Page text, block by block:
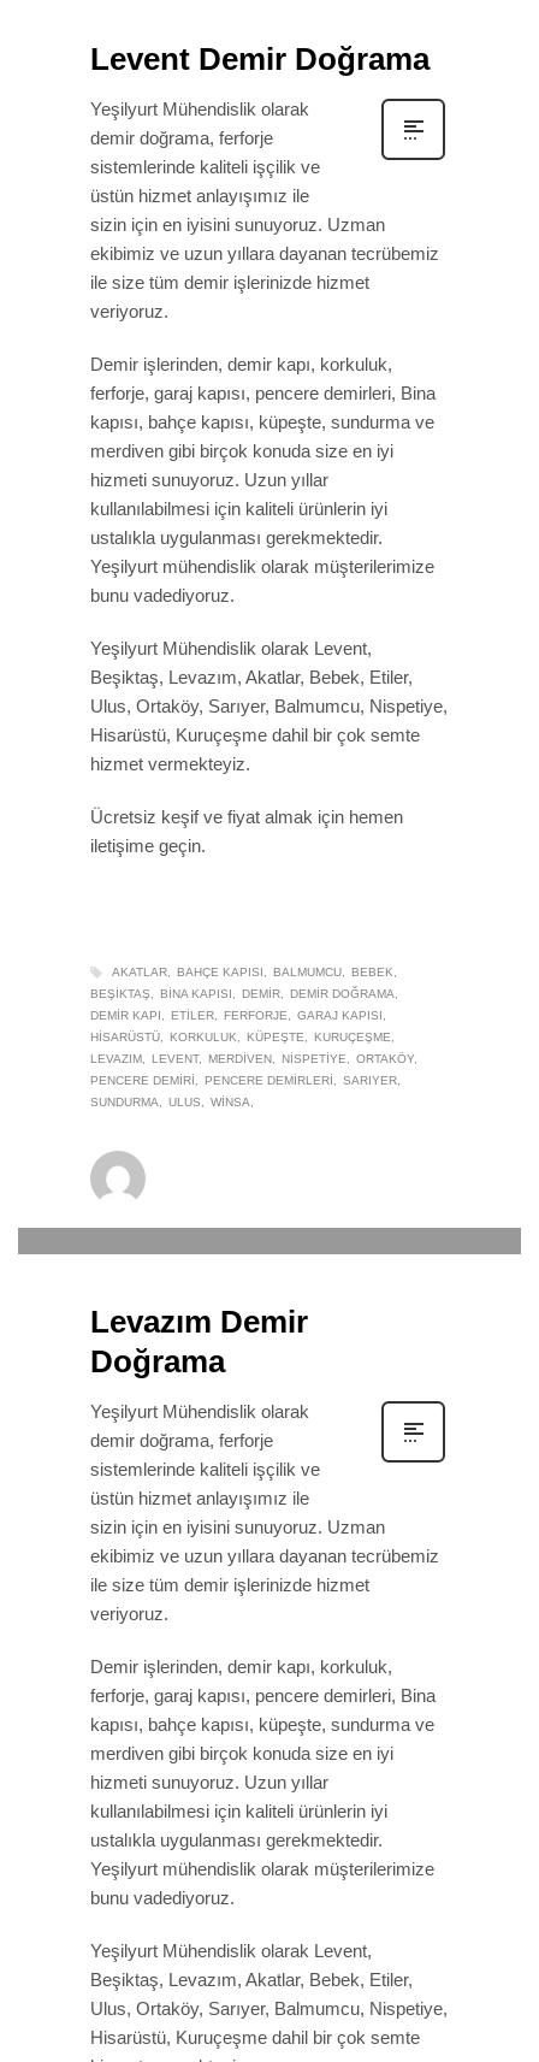
Levent Demir Doğrama
Yeşilyurt Mühendislik olarak
demir doğrama, ferforje
sistemlerinde kaliteli işçilik ve
üstün hizmet anlayışımız ile
sizin için en iyisini sunuyoruz. Uzman
ekibimiz ve uzun yıllara dayanan tecrübemiz
ile size tüm demir işlerinizde hizmet
veriyoruz.
Demir işlerinden, demir kapı, korkuluk,
ferforje, garaj kapısı, pencere demirleri, Bina
kapısı, bahçe kapısı, küpeşte, sundurma ve
merdiven gibi birçok konuda size en iyi
hizmeti sunuyoruz. Uzun yıllar
kullanılabilmesi için kaliteli ürünlerin iyi
ustalıkla uygulanması gerekmektedir.
Yeşilyurt mühendislik olarak müşterilerimize
bunu vadediyoruz.
Yeşilyurt Mühendislik olarak Levent,
Beşiktaş, Levazım, Akatlar, Bebek, Etiler,
Ulus, Ortaköy, Sarıyer, Balmumcu, Nispetiye,
Hisarüstü, Kuruçeşme dahil bir çok semte
hizmet vermekteyiz.
Ücretsiz keşif ve fiyat almak için hemen
iletişime geçin.
AKATLAR BAHÇE KAPISI BALMUMCU
BEBEK
BEŞIKTAŞ
BINA KAPISI DEMIR
DEMIR DOĞRAMA
DEMIR KAPI
ETILER FERFORJE
GARAJ KAPISI
HISARÜSTÜ
KORKULUK KÜPEŞTE
KURUÇEŞME
LEVAZIM
LEVENT MERDIVEN NISPETIYE
ORTAKÖY
PENCERE DEMIRI
PENCERE DEMIRLERI
SARIYER
SUNDURMA
ULUS WINSA
Levazım Demir
Doğrama
Yeşilyurt Mühendislik olarak
demir doğrama, ferforje
sistemlerinde kaliteli işçilik ve
üstün hizmet anlayışımız ile
sizin için en iyisini sunuyoruz. Uzman
ekibimiz ve uzun yıllara dayanan tecrübemiz
ile size tüm demir işlerinizde hizmet
veriyoruz.
Demir işlerinden, demir kapı, korkuluk,
ferforje, garaj kapısı, pencere demirleri, Bina
kapısı, bahçe kapısı, küpeşte, sundurma ve
merdiven gibi birçok konuda size en iyi
hizmeti sunuyoruz. Uzun yıllar
kullanılabilmesi için kaliteli ürünlerin iyi
ustalıkla uygulanması gerekmektedir.
Yeşilyurt mühendislik olarak müşterilerimize
bunu vadediyoruz.
Yeşilyurt Mühendislik olarak Levent,
Beşiktaş, Levazım, Akatlar, Bebek, Etiler,
Ulus, Ortaköy, Sarıyer, Balmumcu, Nispetiye,
Hisarüstü, Kuruçeşme dahil bir çok semte